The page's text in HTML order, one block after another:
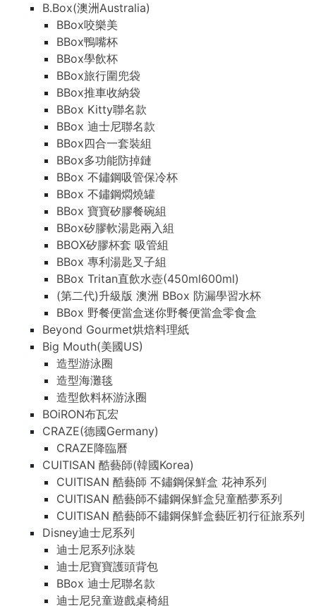
B.Box(澳洲Australia)
BBox咬樂美
BBox鴨嘴杯
BBox學飲杯
BBox旅行圍兜袋
BBox推車收納袋
BBox Kitty聯名款
BBox 迪士尼聯名款
BBox四合一套裝組
BBox多功能防掉鏈
BBox 不鏽鋼吸管保冷杯
BBox 不鏽鋼燜燒罐
BBox 寶寶矽膠餐碗組
BBox矽膠軟湯匙兩入組
BBOX矽膠杯套 吸管組
BBox 專利湯匙叉子組
BBox Tritan直飲水壺(450ml600ml)
(第二代)升級版 澳洲 BBox 防漏學習水杯
BBox 野餐便當盒迷你野餐便當盒零食盒
Beyond Gourmet烘焙料理紙
Big Mouth(美國US)
造型游泳圈
造型海灘毯
造型飲料杯游泳圈
BOiRON布瓦宏
CRAZE(德國Germany)
CRAZE降臨曆
CUITISAN 酷藝師(韓國Korea)
CUITISAN 酷藝師 不鏽鋼保鮮盒 花神系列
CUITISAN 酷藝師不鏽鋼保鮮盒兒童酷夢系列
CUITISAN 酷藝師不鏽鋼保鮮盒藝匠初行征旅系列
Disney迪士尼系列
迪士尼系列泳裝
迪士尼寶寶護頭背包
BBox 迪士尼聯名款
迪士尼兒童遊戲桌椅組